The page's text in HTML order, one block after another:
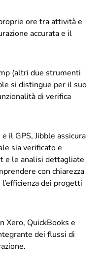
ore tra attività e
accurata e il
(altri due strumenti
si distingue per il suo
di verifica
il GPS, Jibble assicura
sia verificato e
e le analisi dettagliate
con chiarezza
dei progetti
Xero, QuickBooks e
dei flussi di